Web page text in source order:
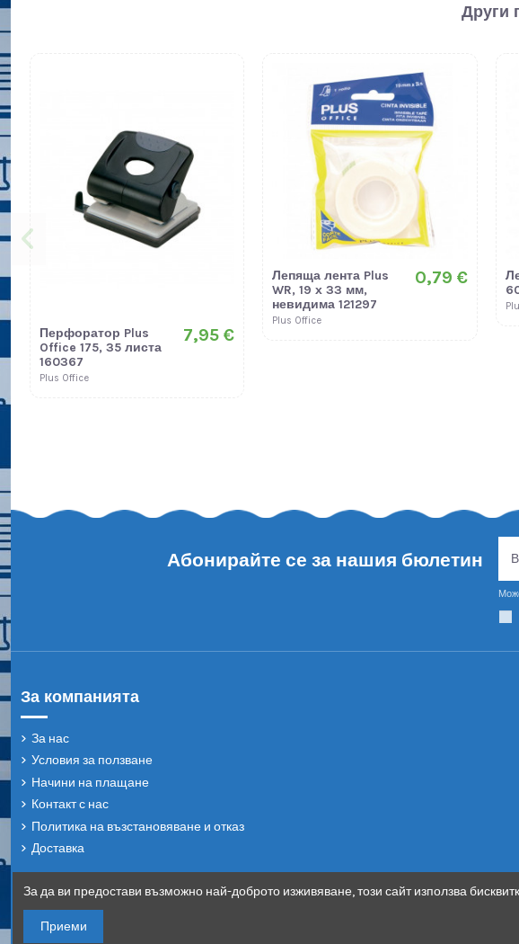
Други
Перфоратор Plus
Office 175, 35 листа
160367
Plus Office
7,95 €
Лепяща лента Plus
WR, 19 х 33 мм,
невидима 121297
Plus Office
0,79 €
Абонирайте се за нашия бюлетин
За компанията
За нас
Условия за ползване
Начини на плащане
Контакт с нас
Политика на възстановяване и отказ
Доставка
За да ви предостави възможно най-доброто изживяване, този сайт използва
Приеми